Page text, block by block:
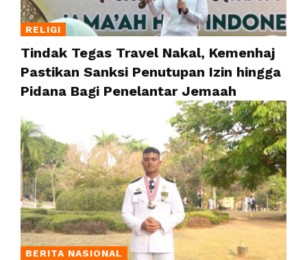
RELIGI
Tindak Tegas Travel Nakal, Kemenhaj
Pastikan Sanksi Penutupan Izin hingga
Pidana Bagi Penelantar Jemaah
BERITA NASIONAL